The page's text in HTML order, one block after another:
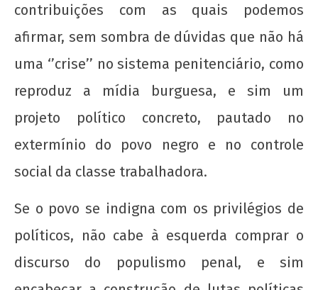
contribuições com as quais podemos
afirmar, sem sombra de dúvidas que não há
uma ‘’crise’’ no sistema penitenciário, como
reproduz a mídia burguesa, e sim um
projeto político concreto, pautado no
extermínio do povo negro e no controle
social da classe trabalhadora.
Se o povo se indigna com os privilégios de
políticos, não cabe à esquerda comprar o
discurso do populismo penal, e sim